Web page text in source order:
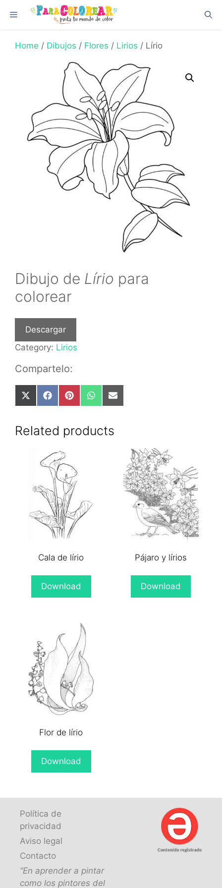
content
Menu
Home / Dibujos / Flores / Lirios / Lírio
Dibujo de Lírio para
colorear
Descargar
Category: Lirios
Compartelo:
Share
on
(Twitter)
Share
on
Share
on
Share
on
Share
on
Related products
Cala de lírio
Download
Pájaro y lírios
Download
Flor de lírio
Download
Política de
privacidad
Aviso legal
Contacto
“En aprender a pintar
como los pintores del